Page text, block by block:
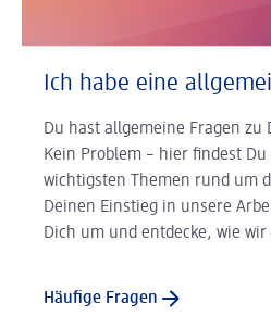
Ich habe eine
Du hast allgemeine Fragen zu
Kein Problem – hier findest
wichtigsten Themen rund um
Deinen Einstieg in unsere
Dich um und entdecke, wie
Häufige Fragen